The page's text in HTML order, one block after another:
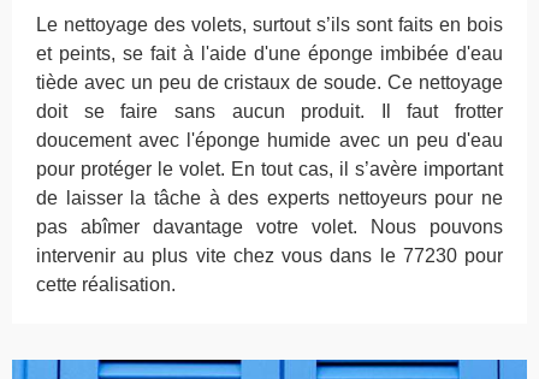
Le nettoyage des volets, surtout s’ils sont faits en bois
et peints, se fait à l'aide d'une éponge imbibée d'eau
tiède avec un peu de cristaux de soude. Ce nettoyage
doit se faire sans aucun produit. Il faut frotter
doucement avec l'éponge humide avec un peu d'eau
pour protéger le volet. En tout cas, il s’avère important
de laisser la tâche à des experts nettoyeurs pour ne
pas abîmer davantage votre volet. Nous pouvons
intervenir au plus vite chez vous dans le 77230 pour
cette réalisation.